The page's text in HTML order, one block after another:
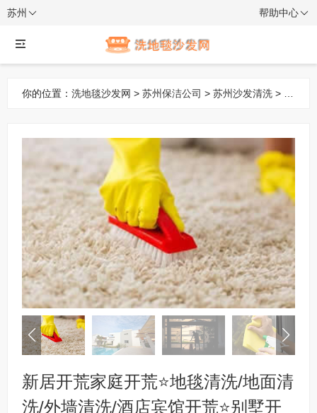
苏州 帮助中心
你的位置： 洗地毯沙发网 > 苏州保洁公司 > 苏州沙发清洗 > 新
新居开荒家庭开荒⭐地毯清洗/地面清
洗/外墙清洗/酒店宾馆开荒⭐别墅开